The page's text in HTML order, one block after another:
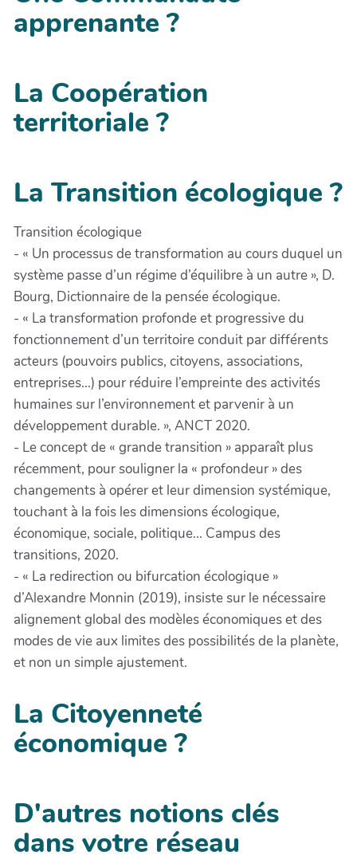
apprenante ?
La Coopération
territoriale ?
La Transition écologique ?
Transition écologique
- « Un processus de transformation au cours duquel un
système passe d’un régime d’équilibre à un autre », D.
Bourg, Dictionnaire de la pensée écologique.
- « La transformation profonde et progressive du
fonctionnement d’un territoire conduit par différents
acteurs (pouvoirs publics, citoyens, associations,
entreprises...) pour réduire l’empreinte des activités
humaines sur l’environnement et parvenir à un
développement durable. », ANCT 2020.
- Le concept de « grande transition » apparaît plus
récemment, pour souligner la « profondeur » des
changements à opérer et leur dimension systémique,
touchant à la fois les dimensions écologique,
économique, sociale, politique... Campus des
transitions, 2020.
- « La redirection ou bifurcation écologique »
d’Alexandre Monnin (2019), insiste sur le nécessaire
alignement global des modèles économiques et des
modes de vie aux limites des possibilités de la planète,
et non un simple ajustement.
La Citoyenneté
économique ?
D'autres notions clés
dans votre réseau